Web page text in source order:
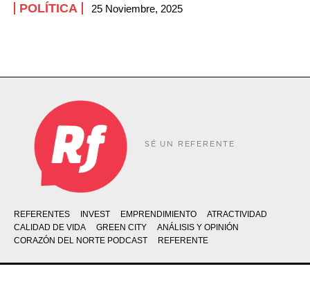
POLÍTICA 25 Noviembre, 2025
SÉ UN REFERENTE
REFERENTES INVEST EMPRENDIMIENTO
ATRACTIVIDAD
CALIDAD DE VIDA
GREEN CITY
ANÁLISIS Y OPINIÓN
CORAZÓN DEL NORTE PODCAST
REFERENTE